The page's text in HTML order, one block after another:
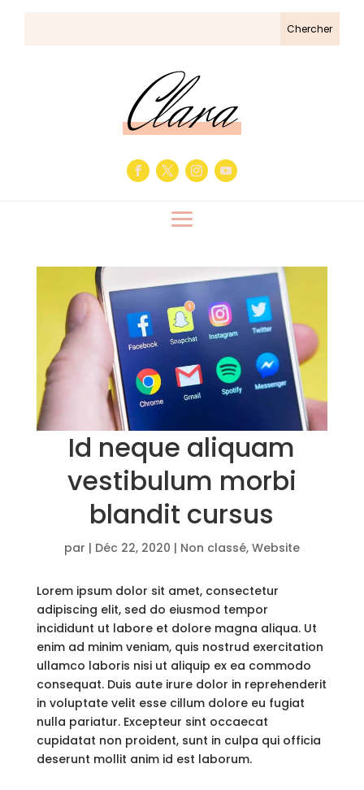
Id neque aliquam
vestibulum morbi
blandit cursus
par | Déc 22, 2020 | Non classé, Website
Lorem ipsum dolor sit amet, consectetur
adipiscing elit, sed do eiusmod tempor
incididunt ut labore et dolore magna aliqua. Ut
enim ad minim veniam, quis nostrud exercitation
ullamco laboris nisi ut aliquip ex ea commodo
consequat. Duis aute irure dolor in reprehenderit
in voluptate velit esse cillum dolore eu fugiat
nulla pariatur. Excepteur sint occaecat
cupidatat non proident, sunt in culpa qui officia
deserunt mollit anim id est laborum.